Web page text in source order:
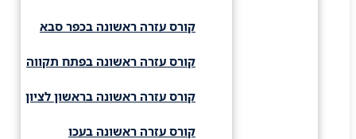
קורס עזרה ראשונה בכפר סבא
קורס עזרה ראשונה בפתח תקווה
קורס עזרה ראשונה בראשון לציון
קורס עזרה ראשונה בעכו